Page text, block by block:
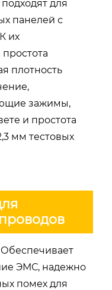
для
панелей с
их
плотность
зажимы,
и простота
мм тестовых
ЭМС, надежно
помех для